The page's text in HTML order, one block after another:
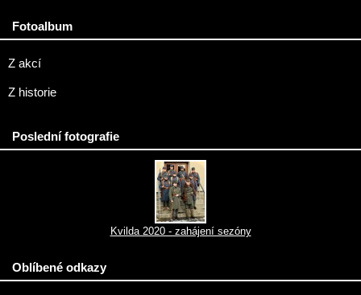
Fotoalbum
Z akcí
Z historie
Poslední fotografie
Kvilda 2020 - zahájení sezóny
Oblíbené odkazy